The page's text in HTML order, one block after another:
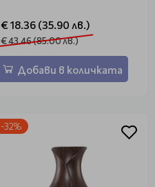
€ 18.36 (35.90 лв.)
€ 43.46 (85.00 лв.)
Добави в количката
-32%